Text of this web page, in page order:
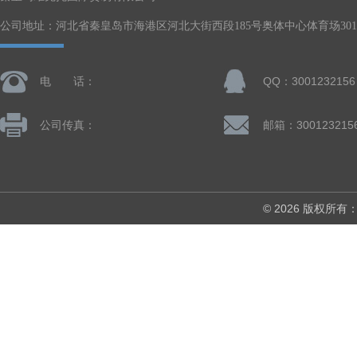
公司地址：河北省秦皇岛市海港区河北大街西段185号奥体中心体育场
电 话： QQ：3001232156
公司传真： 邮箱：
© 2026 版权所有